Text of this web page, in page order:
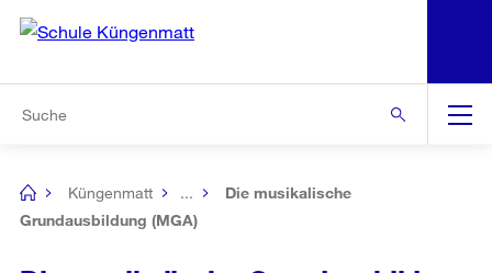
Navigation
[no
title]
Küngenmatt ...
Die musikalische
Grundausbildung (MGA)